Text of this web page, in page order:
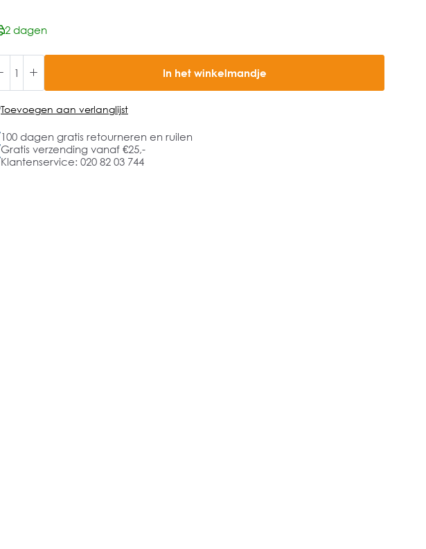
2 dagen
In het winkelmandje
Toevoegen aan verlanglijst
100 dagen gratis retourneren en ruilen
Gratis verzending vanaf €25,-
Klantenservice: 020 82 03 744